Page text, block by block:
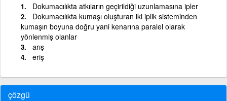
Dokumacılıkta atkıların geçirildiği uzunlamasına ipler
Dokumacılıkta kumaşı oluşturan iki iplik sisteminden
kumaşın boyuna doğru yani kenarına paralel olarak
yönlenmiş olanlar
arış
eriş
çözgü